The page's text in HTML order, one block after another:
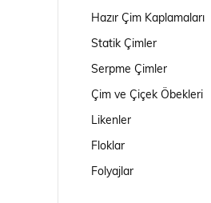
Hazır Çim Kaplamaları
Statik Çimler
Serpme Çimler
Çim ve Çiçek Öbekleri
Likenler
Floklar
Folyajlar